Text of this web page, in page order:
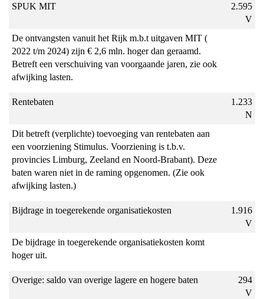
SPUK MIT
2.595
V
De ontvangsten vanuit het Rijk m.b.t uitgaven MIT (
2022 t/m 2024) zijn € 2,6 mln. hoger dan geraamd.
Betreft een verschuiving van voorgaande jaren, zie ook
afwijking lasten.
Rentebaten
1.233
N
Dit betreft (verplichte) toevoeging van rentebaten aan
een voorziening Stimulus. Voorziening is t.b.v.
provincies Limburg, Zeeland en Noord-Brabant). Deze
baten waren niet in de raming opgenomen. (Zie ook
afwijking lasten.)
Bijdrage in toegerekende organisatiekosten
1.916
V
De bijdrage in toegerekende organisatiekosten komt
hoger uit.
Overige: saldo van overige lagere en hogere baten
294
V